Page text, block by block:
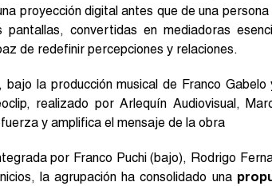
proyección digital antes que de una
convertidas en mediadoras
de redefinir percepciones y relaciones.
, bajo la producción musical de Franco Gabelo
realizado por Arlequín Audiovisual,
y amplifica el mensaje de la obra
por Franco Puchi (bajo), Rodrigo
la agrupación ha consolidado una